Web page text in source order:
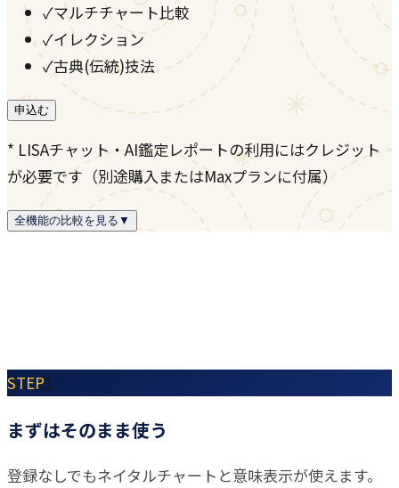
✓マルチチャート比較
✓イレクション
✓古典(伝統)技法
申込む
* LISAチャット・AI鑑定レポートの利用にはクレジット
が必要です（別途購入またはMaxプランに付属）
全機能の比較を見る ▼
STEP1
まずはそのまま使う
登録なしでもネイタルチャートと意味表示が使えます。